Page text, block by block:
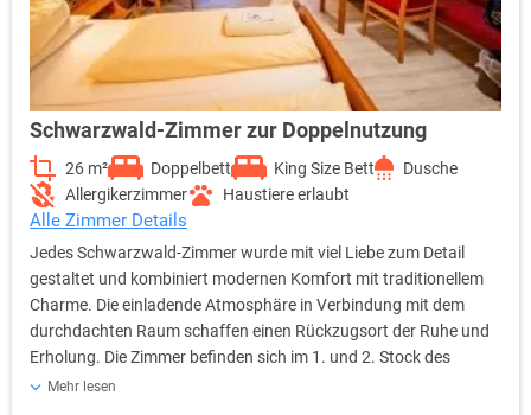
Schwarzwald-Zimmer zur Doppelnutzung
26 m² Doppelbett King Size Bett
Dusche
Allergikerzimmer
Haustiere erlaubt
Alle Zimmer Details
Jedes Schwarzwald-Zimmer wurde mit viel Liebe zum Detail
gestaltet und kombiniert modernen Komfort mit traditionellem
Charme. Die einladende Atmosphäre in Verbindung mit dem
durchdachten Raum schaffen einen Rückzugsort der Ruhe und
Erholung. Die Zimmer befinden sich im 1. und 2. Stock des
Stammhauses und sind bequem mit dem Aufzug erreichbar.
Mehr lesen